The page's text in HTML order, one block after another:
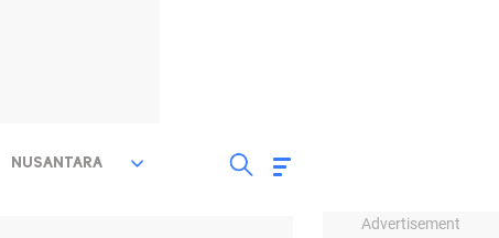
Advertisement
NUSANTARA